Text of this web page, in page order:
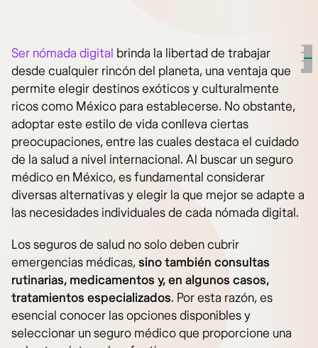
Ser nómada digital brinda la libertad de trabajar
desde cualquier rincón del planeta, una ventaja que
permite elegir destinos exóticos y culturalmente
ricos como México para establecerse. No obstante,
adoptar este estilo de vida conlleva ciertas
preocupaciones, entre las cuales destaca el cuidado
de la salud a nivel internacional. Al buscar un seguro
médico en México, es fundamental considerar
diversas alternativas y elegir la que mejor se adapte a
las necesidades individuales de cada nómada digital.
Los seguros de salud no solo deben cubrir
emergencias médicas,sino también consultas
rutinarias, medicamentos y, en algunos casos,
tratamientos especializados. Por esta razón, es
esencial conocer las opciones disponibles y
seleccionar un seguro médico que proporcione una